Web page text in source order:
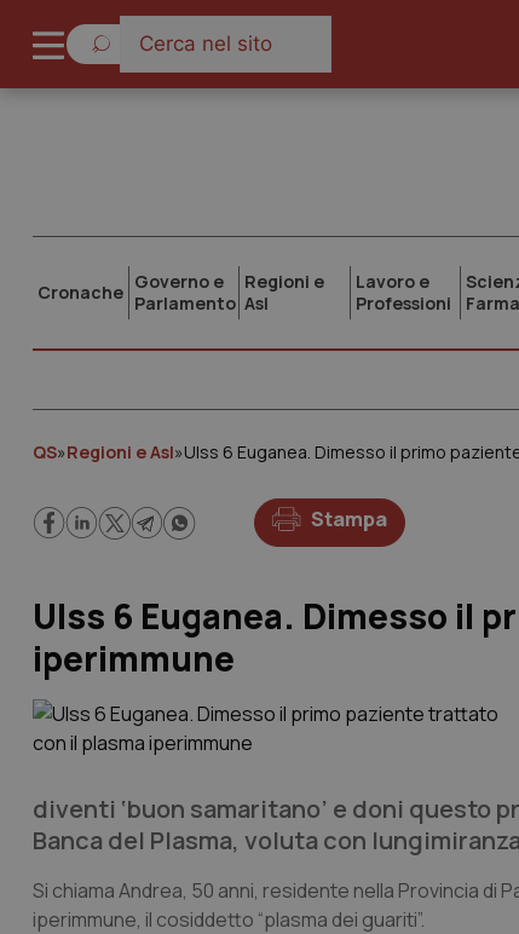
Cronache Governo e
Parlamento
Regioni e
Asl
Lavoro e
Professioni
QS»Regioni e Asl»Ulss 6 Euganea. Dimesso il primo
Stampa
Ulss 6 Euganea. Dimesso il
iperimmune
diventi ‘buon samaritano’ e doni
Banca del Plasma, voluta con
Si chiama Andrea, 50 anni, residente nella Provincia di
iperimmune, il cosiddetto “plasma dei guariti”.